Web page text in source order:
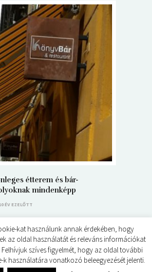
étterem és bár-
mindenképp
ÉV EZELŐTT
KIS KÖNYVKRITIKÁK 2024
kat használunk annak érdekében, hogy
az oldal használatát és releváns információkat
Felhívjuk szíves figyelmét, hogy az oldal további
használatára vonatkozó beleegyezését jelenti.